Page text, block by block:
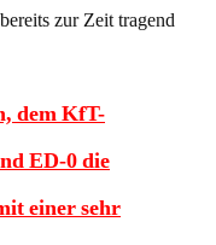
zur Zeit tragend
dem KfT-
ED-0 die
einer sehr